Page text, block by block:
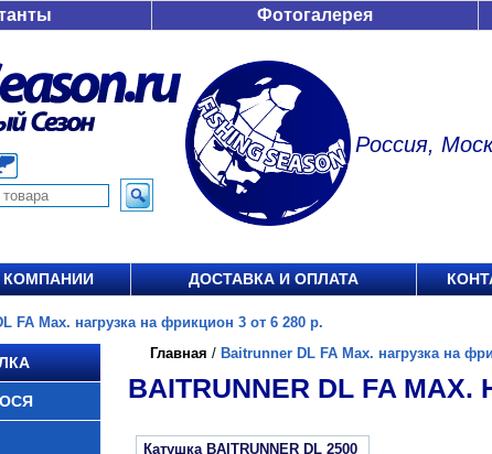
Фотогалерея
Россия,
КОМПАНИИ ДОСТАВКА И ОПЛАТА
FA Max. нагрузка на фрикцион 3 от 6 280 р.
Главная / Baitrunner DL FA Max. нагрузка на
BAITRUNNER DL FA
Катушка BAITRUNNER DL 2500